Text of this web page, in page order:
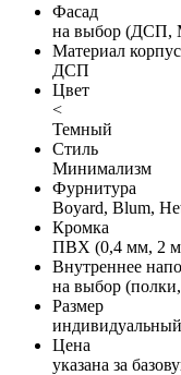
Фасад
на выбор
Материал
ДСП
Цвет
<
Темный
Стиль
Минимализм
Фурнитура
Boyard, Blum,
Кромка
ПВХ (0,4 мм, 2
Внутреннее
на выбор
Размер
индивидуальный
Цена
указана за